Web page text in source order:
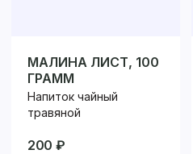
МАЛИНА ЛИСТ, 100
ГРАММ
Напиток чайный
травяной
200 ₽